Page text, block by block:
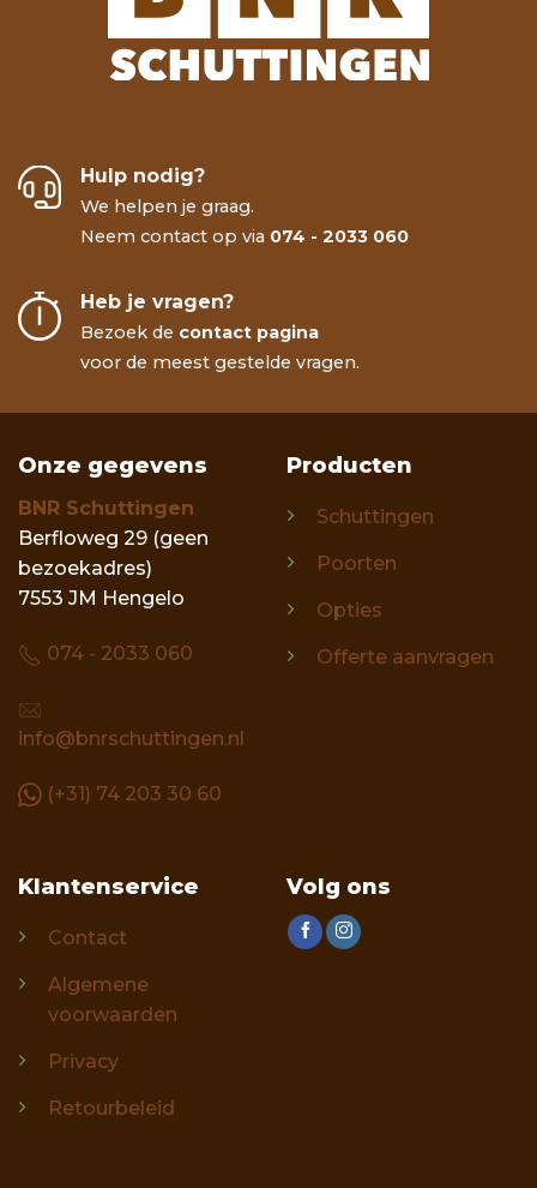
Situatiebeschrijving of opmerkingen
Hulp nodig?
We helpen je graag.
Neem contact op via 074 - 2033 060
Heb je vragen?
Bezoek de contact pagina
voor de meest gestelde vragen.
Onze gegevens
BNR Schuttingen
Berfloweg 29 (geen
bezoekadres)
7553 JM Hengelo
074 - 2033 060
info@bnrschuttingen.nl
(+31) 74 203 30 60
Producten
Schuttingen
Poorten
Opties
Offerte aanvragen
Klantenservice
Contact
Algemene
voorwaarden
Privacy
Retourbeleid
Volg ons